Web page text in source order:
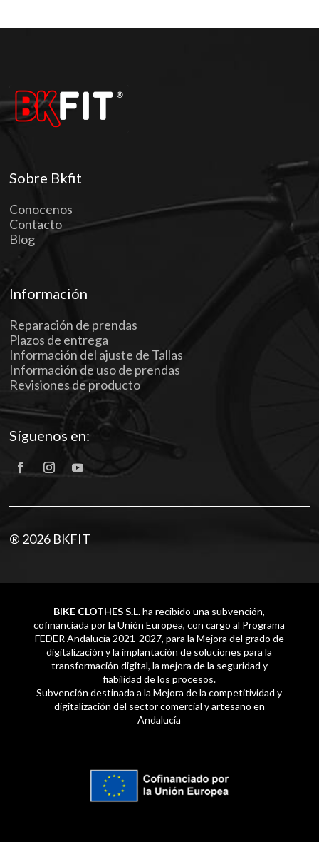
Sobre Bkfit
Conocenos
Contacto
Blog
Información
Reparación de prendas
Plazos de entrega
Información del ajuste de Tallas
Información de uso de prendas
Revisiones de producto
Síguenos en:
® 2026 BKFIT
BIKE CLOTHES S.L.ha recibido una subvención,
cofinanciada por la Unión Europea, con cargo al Programa
FEDER Andalucía 2021-2027, para la Mejora del grado de
digitalización y la implantación de soluciones para la
transformación digital, la mejora de la seguridad y
fiabilidad de los procesos.
Subvención destinada a la Mejora de la competitividad y
digitalización del sector comercial y artesano en
Andalucía